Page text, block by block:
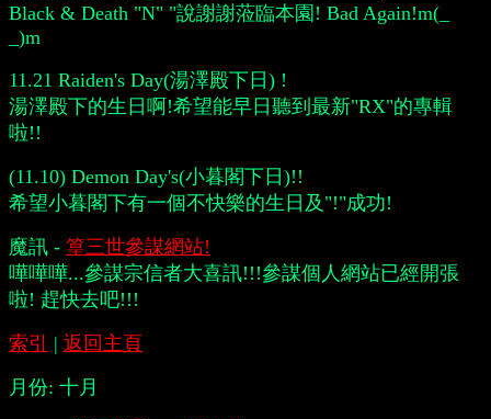
Black & Death "N" "說謝謝蒞臨本園! Bad Again!m(_
_)m
11.21 Raiden's Day(湯澤殿下日) !
湯澤殿下的生日啊!希望能早日聽到最新"RX"的專輯
啦!!
(11.10) Demon Day's(小暮閣下日)!!
希望小暮閣下有一個不快樂的生日及"!"成功!
魔訊 - 篁三世參謀網站!
嘩嘩嘩...參謀宗信者大喜訊!!!參謀個人網站已經開張
啦! 趕快去吧!!!
索引
| 返回主頁
月份: 十月